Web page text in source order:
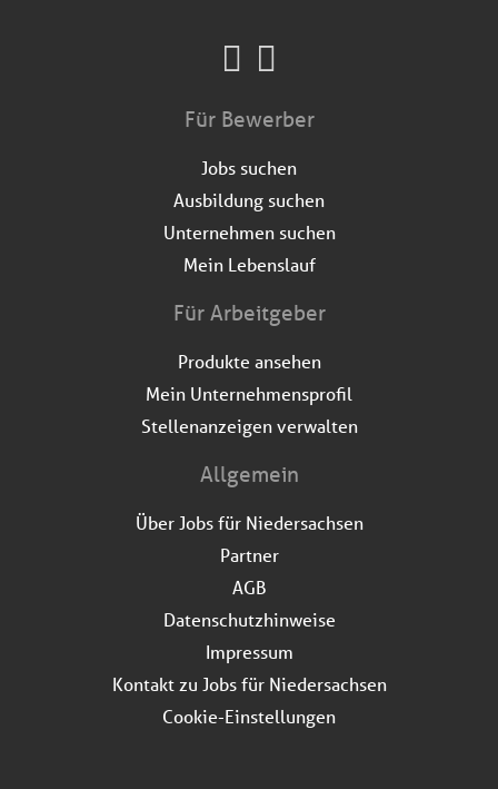
Für Bewerber
Jobs suchen
Ausbildung suchen
Unternehmen suchen
Mein Lebenslauf
Für Arbeitgeber
Produkte ansehen
Mein Unternehmensprofil
Stellenanzeigen verwalten
Allgemein
Über Jobs für Niedersachsen
Partner
AGB
Datenschutzhinweise
Impressum
Kontakt zu Jobs für Niedersachsen
Cookie-Einstellungen